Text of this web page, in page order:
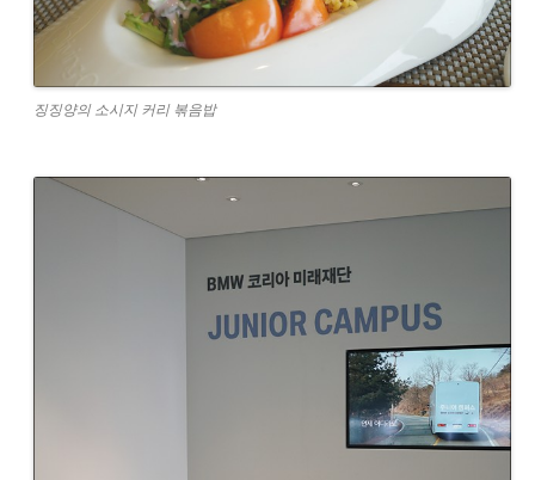
징징양의 소시지 커리 볶음밥